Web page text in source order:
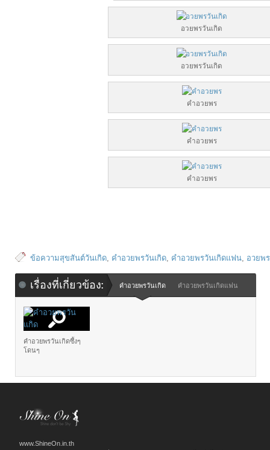
อวยพรวันเกิด
อวยพรวันเกิด
คำอวยพร
คำอวยพร
คำอวยพร
ข้อความสุขสันต์วันเกิด, คำอวยพรวันเกิด, คำอวยพรวันเกิดแฟน, อวยพ
เรื่องที่เกี่ยวข้อง: คำอวยพรวันเกิด คำอวยพรวันเกิดแฟน
คำอวยพรวันเกิดซึ้งๆ
โดนๆ
www.ShineOn.in.th